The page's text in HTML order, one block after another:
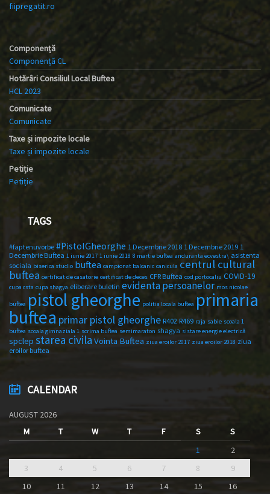
fiipregatit.ro
Componență
Componență CL
Hotărâri Consiliul Local Buftea
HCL 2023
Comunicate
Comunicate
Taxe și impozite locale
Taxe și impozite locale
Petiție
Petiție
TAGS
#faptenuvorbe #PistolGheorghe 1 Decembrie 2018 1 Decembrie 2019 1
Decembrie Buftea 1 iunie 2017 1 iunie 2018 8 martie buftea anduranta ecvestra\ asistenta
sociala biserica studio buftea campionat balcanic canicula centrul cultural
buftea certificat de casatorie certificat de deces CFR Buftea cod portocaliu COVID-19
cupa csta cupa shagya eliberare buletin evidenta persoanelor mos nicolae
buftea pistol gheorghe politia locala buftea primaria
buftea primar pistol gheorghe R402 R469 raja sabie scoala 1
buftea scoala gimnaziala 1 scrima buftea semimaraton shagya sistare energie electrică
spclep starea civila Vointa Buftea ziua eroilor 2017 ziua eroilor 2018 ziua
eroilor buftea
CALENDAR
AUGUST 2026
M
T W T F S
S
1
2
3
4 5 6 7 8
9
10
11 12 13 14 15 16